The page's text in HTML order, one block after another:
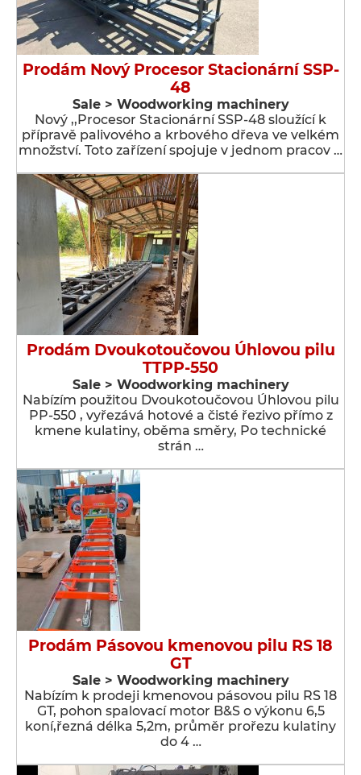
Prodám Nový Procesor Stacionární SSP-
48
Sale > Woodworking machinery
Nový ,,Procesor Stacionární SSP-48 sloužící k
přípravě palivového a krbového dřeva ve velkém
množství. Toto zařízení spojuje v jednom pracov …
Prodám Dvoukotoučovou Úhlovou pilu
TTPP-550
Sale > Woodworking machinery
Nabízím použitou Dvoukotoučovou Úhlovou pilu
PP-550 , vyřezává hotové a čisté řezivo přímo z
kmene kulatiny, oběma směry, Po technické
strán …
Prodám Pásovou kmenovou pilu RS 18
GT
Sale > Woodworking machinery
Nabízím k prodeji kmenovou pásovou pilu RS 18
GT, pohon spalovací motor B&S o výkonu 6,5
koní,řezná délka 5,2m, průměr prořezu kulatiny
do 4 …